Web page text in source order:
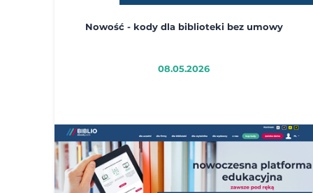
Nowość - kody dla biblioteki bez umowy
08.05.2026